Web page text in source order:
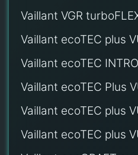
Vaillant VGR
Vaillant ecoTEC plus
Vaillant ecoTEC
Vaillant ecoTEC Plus
Vaillant ecoTEC plus
Vaillant ecoTEC plus